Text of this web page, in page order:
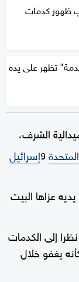
ظهور كدمات
تظهر على يده
الشرف،
وإسرائيل
عزاها البيت
إلى الكدمات
يغفو خلال